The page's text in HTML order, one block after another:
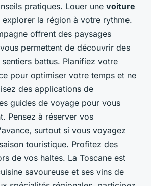
pratiques. Louer une voiture
explorer la région à votre rythme.
offrent des paysages
permettent de découvrir des
battus. Planifiez votre
pour optimiser votre temps et ne
des applications de
guides de voyage pour vous
Pensez à réserver vos
surtout si vous voyagez
touristique. Profitez des
de vos haltes. La Toscane est
savoureuse et ses vins de